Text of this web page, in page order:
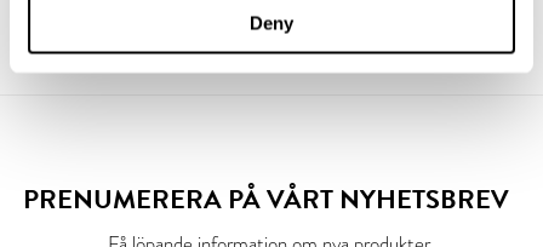
Deny
PRENUMERERA PÅ VÅRT NYHETSBREV